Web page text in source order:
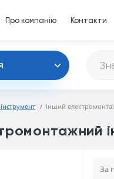
Про компанію Контакти
Інший